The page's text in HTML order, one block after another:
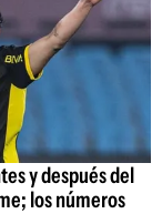
y después del
los números